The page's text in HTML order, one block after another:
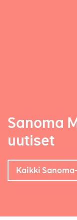
Sanoma
uutiset
Kaikki